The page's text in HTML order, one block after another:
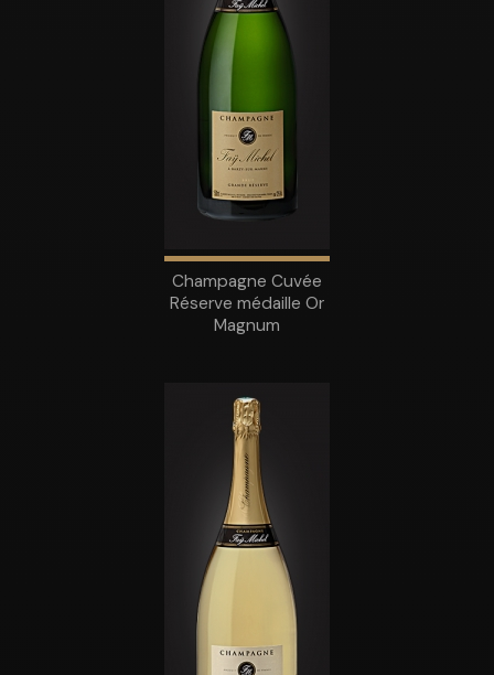
Champagne Cuvée
Réserve médaille Or
Magnum